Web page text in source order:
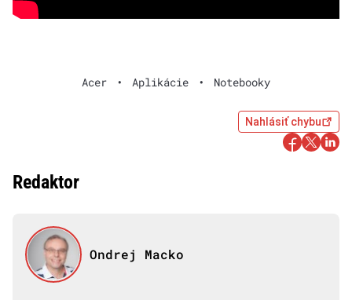
Acer • Aplikácie • Notebooky
Nahlásiť chybu
Redaktor
Ondrej Macko